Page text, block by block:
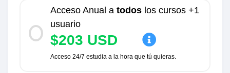
Acceso Anual a todoslos cursos +1
usuario
$203 USD
Acceso 24/7 estudia a la hora que tú quieras.